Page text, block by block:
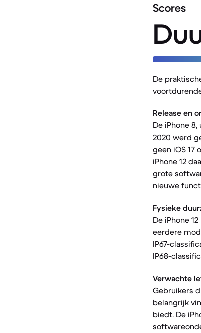
Scores
De
Release en
De iPhone
2020 werd
geen iOS 17
iPhone 12
grote
nieuwe
Fysieke
De iPhone
eerdere
IP67-
IP68-
Verwachte
Gebruikers
belangrijk
biedt. De